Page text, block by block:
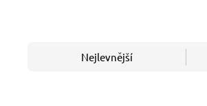
Nejlevnější